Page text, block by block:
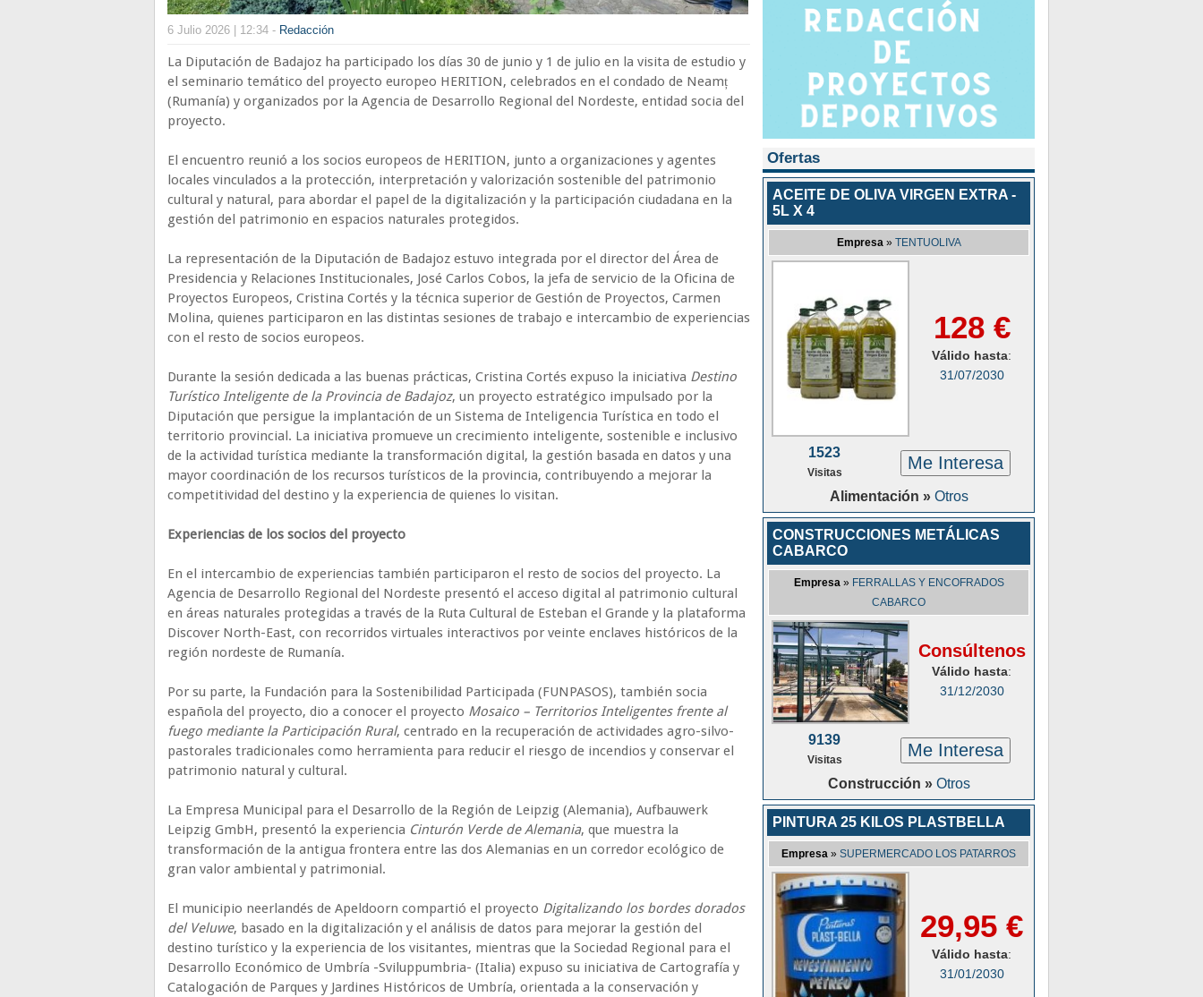
6 Julio 2026 | 12:34 - Redacción
La Diputación de Badajoz ha participado los días 30 de junio y 1 de julio en la visita de estudio y
el seminario temático del proyecto europeo HERITION, celebrados en el condado de Neamț
(Rumanía) y organizados por la Agencia de Desarrollo Regional del Nordeste, entidad socia del
proyecto.
El encuentro reunió a los socios europeos de HERITION, junto a organizaciones y agentes
locales vinculados a la protección, interpretación y valorización sostenible del patrimonio
cultural y natural, para abordar el papel de la digitalización y la participación ciudadana en la
gestión del patrimonio en espacios naturales protegidos.
La representación de la Diputación de Badajoz estuvo integrada por el director del Área de
Presidencia y Relaciones Institucionales, José Carlos Cobos, la jefa de servicio de la Oficina de
Proyectos Europeos, Cristina Cortés y la técnica superior de Gestión de Proyectos, Carmen
Molina, quienes participaron en las distintas sesiones de trabajo e intercambio de experiencias
con el resto de socios europeos.
Durante la sesión dedicada a las buenas prácticas, Cristina Cortés expuso la iniciativa Destino
Turístico Inteligente de la Provincia de Badajoz, un proyecto estratégico impulsado por la
Diputación que persigue la implantación de un Sistema de Inteligencia Turística en todo el
territorio provincial. La iniciativa promueve un crecimiento inteligente, sostenible e inclusivo
de la actividad turística mediante la transformación digital, la gestión basada en datos y una
mayor coordinación de los recursos turísticos de la provincia, contribuyendo a mejorar la
competitividad del destino y la experiencia de quienes lo visitan.
Experiencias de los socios del proyecto
En el intercambio de experiencias también participaron el resto de socios del proyecto. La
Agencia de Desarrollo Regional del Nordeste presentó el acceso digital al patrimonio cultural
en áreas naturales protegidas a través de la Ruta Cultural de Esteban el Grande y la plataforma
Discover North-East, con recorridos virtuales interactivos por veinte enclaves históricos de la
región nordeste de Rumanía.
Por su parte, la Fundación para la Sostenibilidad Participada (FUNPASOS), también socia
española del proyecto, dio a conocer el proyecto Mosaico – Territorios Inteligentes frente al
fuego mediante la Participación Rural, centrado en la recuperación de actividades agro-silvo-
pastorales tradicionales como herramienta para reducir el riesgo de incendios y conservar el
patrimonio natural y cultural.
La Empresa Municipal para el Desarrollo de la Región de Leipzig (Alemania), Aufbauwerk
Leipzig GmbH, presentó la experiencia Cinturón Verde de Alemania, que muestra la
transformación de la antigua frontera entre las dos Alemanias en un corredor ecológico de
gran valor ambiental y patrimonial.
El municipio neerlandés de Apeldoorn compartió el proyecto Digitalizando los bordes dorados
del Veluwe, basado en la digitalización y el análisis de datos para mejorar la gestión del
destino turístico y la experiencia de los visitantes, mientras que la Sociedad Regional para el
Desarrollo Económico de Umbría -Sviluppumbria- (Italia) expuso su iniciativa de Cartografía y
Catalogación de Parques y Jardines Históricos de Umbría, orientada a la conservación y
Ofertas
ACEITE DE OLIVA VIRGEN EXTRA -
5L X 4
Empresa » TENTUOLIVA
128 €
Válido hasta:
31/07/2030
1523
Visitas Me Interesa
Alimentación » Otros
CONSTRUCCIONES METÁLICAS
CABARCO
Empresa » FERRALLAS Y ENCOFRADOS
CABARCO
Consúltenos
Válido hasta:
31/12/2030
9139
Visitas Me Interesa
Construcción » Otros
PINTURA 25 KILOS PLASTBELLA
Empresa » SUPERMERCADO LOS PATARROS
29,95 €
Válido hasta:
31/01/2030